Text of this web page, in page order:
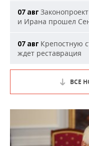
07 авг
и Ирана прошел
07 авг Крепостную
ждет реставрация
ВСЕ